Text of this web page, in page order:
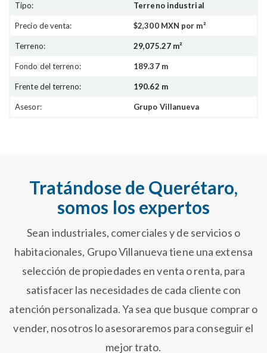
Tipo: Terreno industrial
Precio de venta: $2,300 MXN por m²
Terreno: 29,075.27 m²
Fondo del terreno: 189.37 m
Frente del terreno: 190.62 m
Asesor: Grupo Villanueva
Tratándose de Querétaro,
somos los expertos
Sean industriales, comerciales y de servicios o
habitacionales, Grupo Villanueva tiene una extensa
selección de propiedades en venta o renta, para
satisfacer las necesidades de cada cliente con
atención personalizada. Ya sea que busque comprar o
vender, nosotros lo asesoraremos para conseguir el
mejor trato.